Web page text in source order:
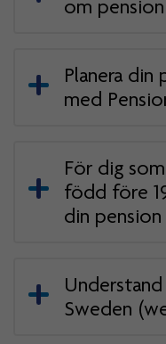
om
Planera din
med
För dig
född före
din pension
Sweden